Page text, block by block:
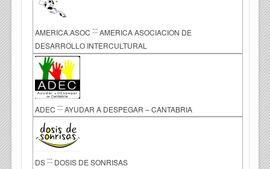
AMERICA.ASOC ::: AMERICA ASOCIACION DE
DESARROLLO INTERCULTURAL
ADEC ::: AYUDAR A DESPEGAR – CANTABRIA
DS ::: DOSIS DE SONRISAS